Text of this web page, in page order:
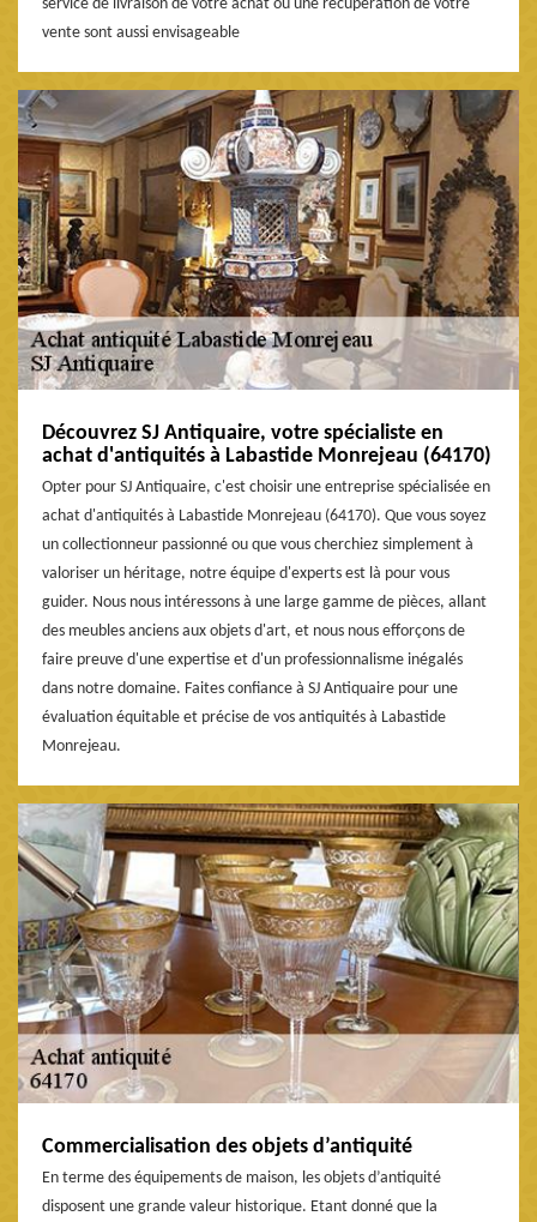
service de livraison de votre achat ou une récupération de votre
vente sont aussi envisageable
Découvrez SJ Antiquaire, votre spécialiste en
achat d'antiquités à Labastide Monrejeau (64170)
Opter pour SJ Antiquaire, c'est choisir une entreprise spécialisée en
achat d'antiquités à Labastide Monrejeau (64170). Que vous soyez
un collectionneur passionné ou que vous cherchiez simplement à
valoriser un héritage, notre équipe d'experts est là pour vous
guider. Nous nous intéressons à une large gamme de pièces, allant
des meubles anciens aux objets d'art, et nous nous efforçons de
faire preuve d'une expertise et d'un professionnalisme inégalés
dans notre domaine. Faites confiance à SJ Antiquaire pour une
évaluation équitable et précise de vos antiquités à Labastide
Monrejeau.
Commercialisation des objets d’antiquité
En terme des équipements de maison, les objets d’antiquité
disposent une grande valeur historique. Etant donné que la